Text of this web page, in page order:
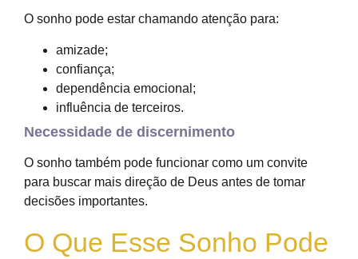
O sonho pode estar chamando atenção para:
amizade;
confiança;
dependência emocional;
influência de terceiros.
Necessidade de discernimento
O sonho também pode funcionar como um convite
para buscar mais direção de Deus antes de tomar
decisões importantes.
O Que Esse Sonho Pode